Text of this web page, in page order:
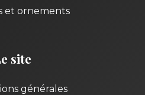
et ornements
site
générales